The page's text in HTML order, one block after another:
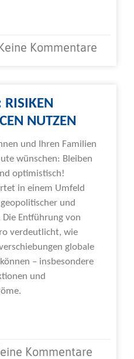
Kommentare
NUTZEN
und Ihren Familien
wünschen: Bleiben
optimistisch!
in einem Umfeld
und
Entführung von
verdeutlicht, wie
globale
– insbesondere
und
Kommentare